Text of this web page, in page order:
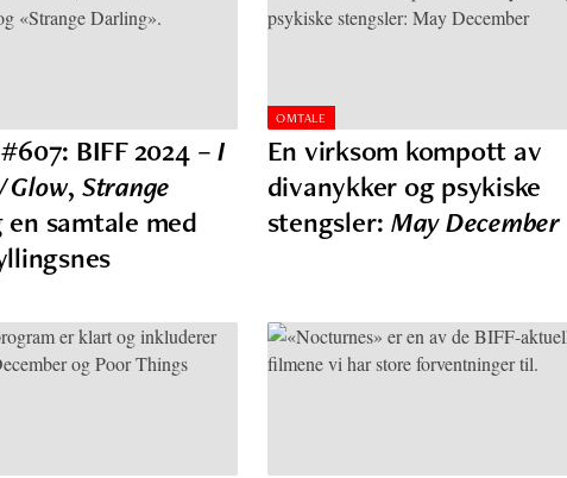
BIFF 2024 –I
Glow, Strange
en samtale med
OMTALE
En virksom kompott av
divanykker og psykiske
stengsler: May December